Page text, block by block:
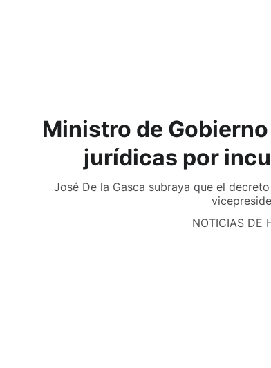
Ministro de
jurídicas por
José De la Gasca subraya que el
NOTICIAS DE